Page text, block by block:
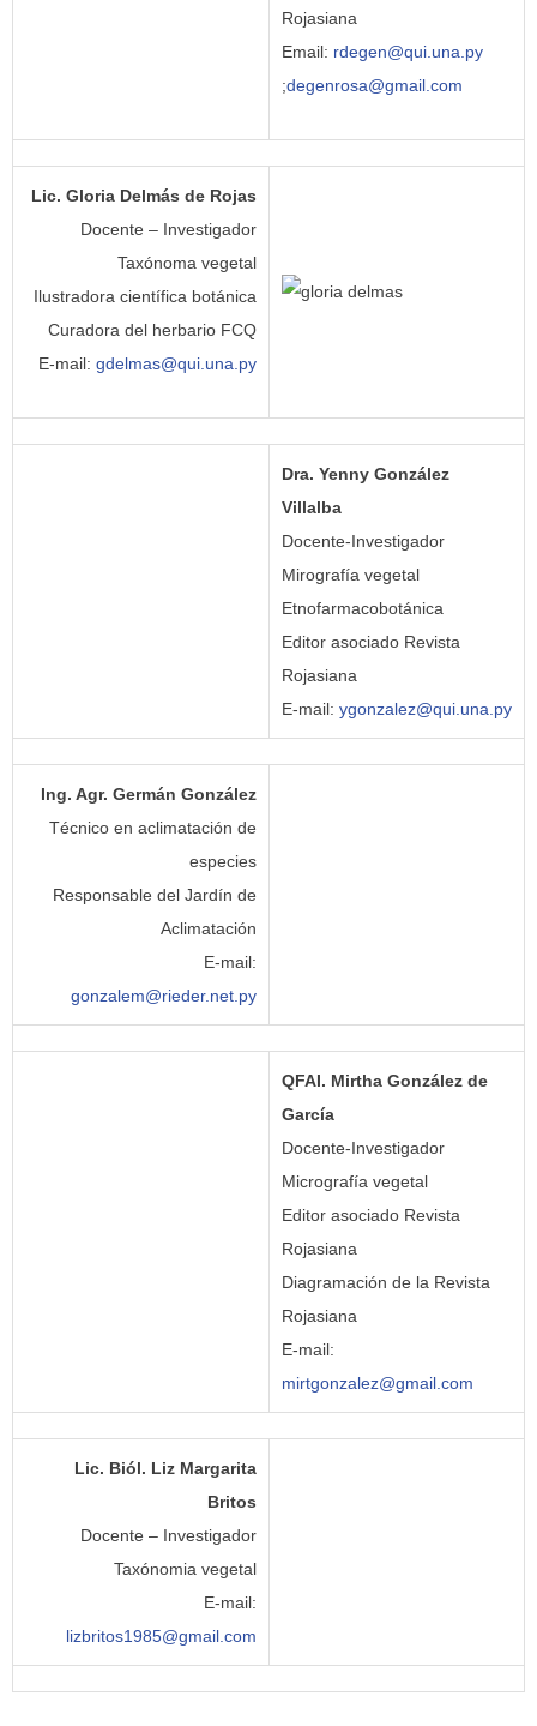
Rojasiana
Email: rdegen@qui.una.py
;degenrosa@gmail.com
Lic. Gloria Delmás de Rojas
Docente – Investigador
Taxónoma vegetal
Ilustradora científica botánica
Curadora del herbario FCQ
E-mail: gdelmas@qui.una.py
Dra. Yenny González
Villalba
Docente-Investigador
Mirografía vegetal
Etnofarmacobotánica
Editor asociado Revista
Rojasiana
E-mail: ygonzalez@qui.una.py
Ing. Agr. Germán González
Técnico en aclimatación de
especies
Responsable del Jardín de
Aclimatación
E-mail:
gonzalem@rieder.net.py
QFAI. Mirtha González de
García
Docente-Investigador
Micrografía vegetal
Editor asociado Revista
Rojasiana
Diagramación de la Revista
Rojasiana
E-mail:
mirtgonzalez@gmail.com
Lic. Biól. Liz Margarita
Britos
Docente – Investigador
Taxónomia vegetal
E-mail:
lizbritos1985@gmail.com